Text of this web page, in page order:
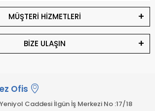
MÜŞTERİ HİZMETLERİ
BİZE ULAŞIN
Ofis
Caddesi İlgün İş Merkezi No :17/18